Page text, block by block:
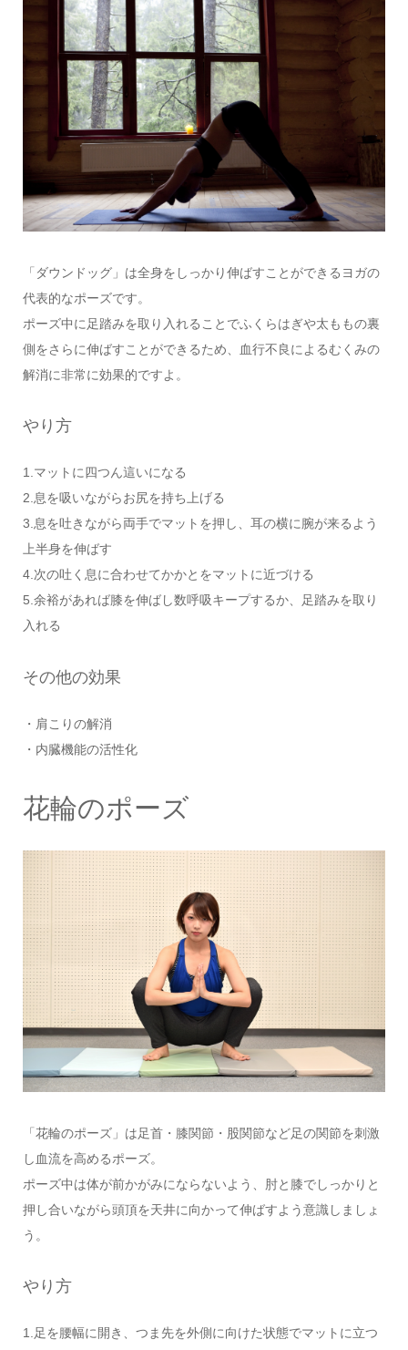
「ダウンドッグ」は全身をしっかり伸ばすことができるヨガの
代表的なポーズです。
ポーズ中に足踏みを取り入れることでふくらはぎや太ももの裏
側をさらに伸ばすことができるため、血行不良によるむくみの
解消に非常に効果的ですよ。
やり方
1.マットに四つん這いになる
2.息を吸いながらお尻を持ち上げる
3.息を吐きながら両手でマットを押し、耳の横に腕が来るよう
上半身を伸ばす
4.次の吐く息に合わせてかかとをマットに近づける
5.余裕があれば膝を伸ばし数呼吸キープするか、足踏みを取り
入れる
その他の効果
・肩こりの解消
・内臓機能の活性化
花輪のポーズ
「花輪のポーズ」は足首・膝関節・股関節など足の関節を刺激
し血流を高めるポーズ。
ポーズ中は体が前かがみにならないよう、肘と膝でしっかりと
押し合いながら頭頂を天井に向かって伸ばすよう意識しましょ
う。
やり方
1.足を腰幅に開き、つま先を外側に向けた状態でマットに立つ